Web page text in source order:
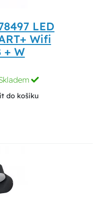
LED
Wifi
+ W
do košíku